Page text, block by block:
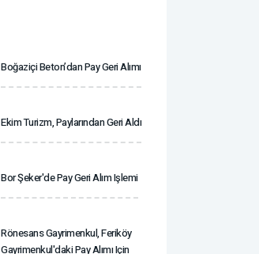
Boğaziçi Beton’dan Pay Geri Alımı
Ekim Turizm, Paylarından Geri Aldı
Bor Şeker'de Pay Geri Alım Işlemi
Rönesans Gayrimenkul, Feriköy
Gayrimenkul'daki Pay Alımı Için